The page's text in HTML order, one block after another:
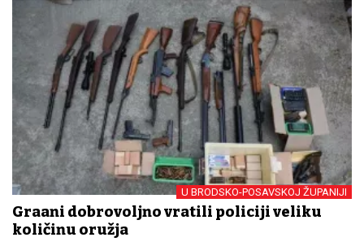
U BRODSKO-POSAVSKOJ ŽUPANIJI
Građani dobrovoljno vratili policiji veliku
količinu oružja